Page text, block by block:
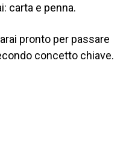
carta e penna.
pronto per passare
concetto chiave.